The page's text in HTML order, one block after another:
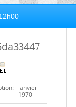
12h00
janvier
1970